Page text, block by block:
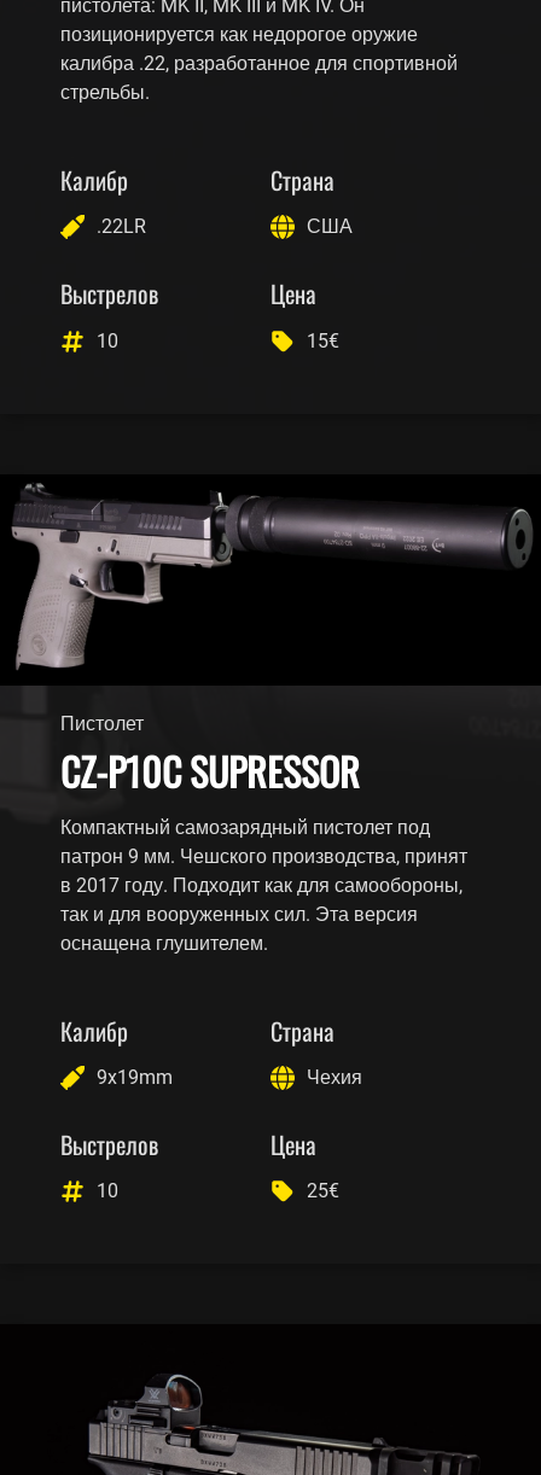
пистолета: MK II, MK III и MK IV. Он
позиционируется как недорогое оружие
калибра .22, разработанное для спортивной
стрельбы.
Калибр
.22LR
Страна
США
Выстрелов
10
Цена
15€
Пистолет
CZ-P10C SUPRESSOR
Компактный самозарядный пистолет под
патрон 9 мм. Чешского производства, принят
в 2017 году. Подходит как для самообороны,
так и для вооруженных сил. Эта версия
оснащена глушителем.
Калибр
9x19mm
Страна
Чехия
Выстрелов
10
Цена
25€